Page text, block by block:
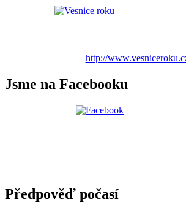
http://
Jsme na Facebooku
Předpověď počasí